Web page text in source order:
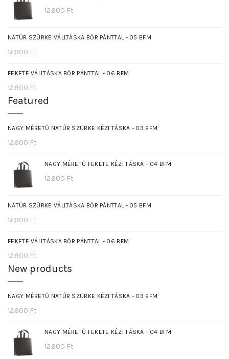
12.900 Ft
NATÚR SZÜRKE VÁLLTÁSKA BŐR PÁNTTAL - 05 BFM
12.900 Ft
FEKETE VÁLLTÁSKA BŐR PÁNTTAL - 06 BFM
12.900 Ft
Featured
NAGY MÉRETŰ NATÚR SZÜRKE KÉZI TÁSKA - 03 BFM
12.900 Ft
NAGY MÉRETŰ FEKETE KÉZI TÁSKA - 04 BFM
12.900 Ft
NATÚR SZÜRKE VÁLLTÁSKA BŐR PÁNTTAL - 05 BFM
12.900 Ft
FEKETE VÁLLTÁSKA BŐR PÁNTTAL - 06 BFM
12.900 Ft
New products
NAGY MÉRETŰ NATÚR SZÜRKE KÉZI TÁSKA - 03 BFM
12.900 Ft
NAGY MÉRETŰ FEKETE KÉZI TÁSKA - 04 BFM
12.900 Ft